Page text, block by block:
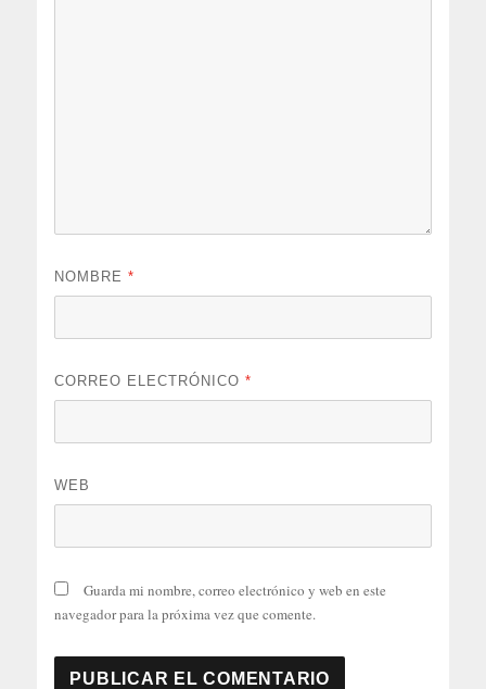
NOMBRE*
CORREO ELECTRÓNICO*
WEB
Guarda mi nombre, correo electrónico y web en este
navegador para la próxima vez que comente.